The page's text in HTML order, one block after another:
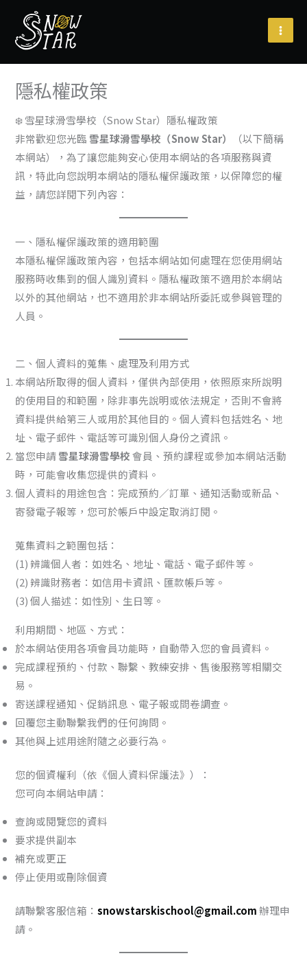
要
隱私權政策
❄️ 雪星球滑雪學校（Snow Star）隱私權政策
非常歡迎您光臨 雪星球滑雪學校（Snow Star）
（以下簡稱
本網站），為了讓您能夠安心使用本網站的各項服務與資
訊，特此向您說明本網站的隱私權保護政策，以保障您的權
益，請您詳閱下列內容：
一、隱私權保護政策的適用範圍
本隱私權保護政策內容，包括本網站如何處理在您使用網站
服務時收集到的個人識別資料。隱私權政策不適用於本網站
以外的其他網站，也不適用於非本網站所委託或參與管理的
人員。
二、個人資料的蒐集、處理及利用方式
本網站所取得的個人資料，僅供內部使用，依照原來所說明
的使用目的和範圍，除非事先說明或依法規定，否則不會將
資料提供給第三人或用於其他目的。個人資料包括姓名、地
址、電子郵件、電話等可識別個人身份之資訊。
當您申請雪星球滑雪學校會員、預約課程或參加本網站活動
時，可能會收集您提供的資料。
個人資料的用途包含：完成預約／訂單、通知活動或新品、
寄發電子報等，您可於帳戶中設定取消訂閱。
蒐集資料之範圍包括：
(1) 辨識個人者：如姓名、地址、電話、電子郵件等。
(2) 辨識財務者：如信用卡資訊、匯款帳戶等。
(3) 個人描述：如性別、生日等。
利用期間、地區、方式：
於本網站使用各項會員功能時，自動帶入您的會員資料。
完成課程預約、付款、聯繫、教練安排、售後服務等相關交
易。
寄送課程通知、促銷訊息、電子報或問卷調查。
回覆您主動聯繫我們的任何詢問。
其他與上述用途附隨之必要行為。
您的個資權利（依《個人資料保護法》）：
您可向本網站申請：
查詢或閱覽您的資料
要求提供副本
補充或更正
停止使用或刪除個資
請聯繫客服信箱：snowstarskischool@gmail.com辦理申
請。